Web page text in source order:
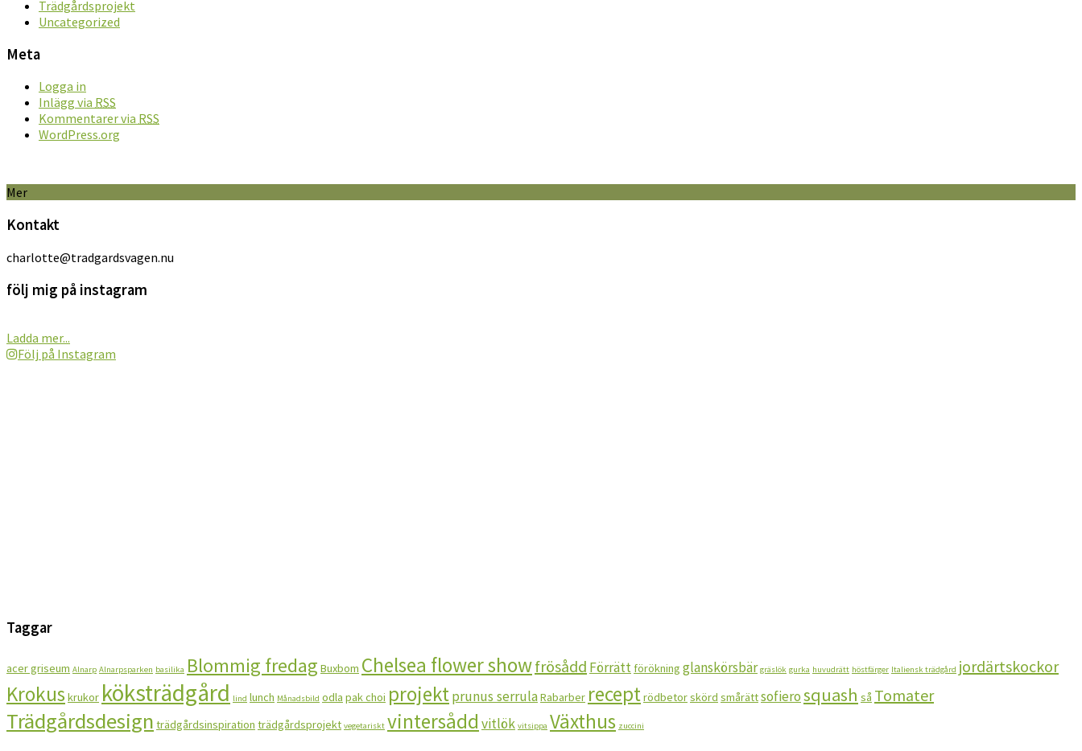
Trädgårdsprojekt
Uncategorized
Meta
Logga in
Inlägg via RSS
Kommentarer via RSS
WordPress.org
Mer
Kontakt
charlotte@tradgardsvagen.nu
följ mig på instagram
Ladda mer...
Följ på Instagram
Taggar
acer griseum Alnarp Alnarpsparken basilika Blommig fredag Buxbom Chelsea flower showfrösådd Förrättförökning glanskörsbär gräslök gurka huvudrätt höstfärger Italiensk trädgård jordärtskockor
Krokus krukor köksträdgård lind lunch Månadsbild odla pak choi projektprunus serrulaRabarber receptrödbetorskörd smårättsofierosquash så Tomater
Trädgårdsdesign trädgårdsinspiration trädgårdsprojekt vegetariskt vintersådd vitlök vitsippa Växthus zuccini